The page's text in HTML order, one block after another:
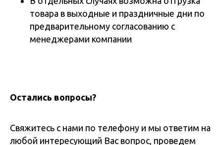
товара в выходные и праздничные дни по
предварительному согласованию с
менеджерами компании
Остались вопросы?
Свяжитесь с нами по телефону и мы ответим на
любой интересующий Вас вопрос, проведем